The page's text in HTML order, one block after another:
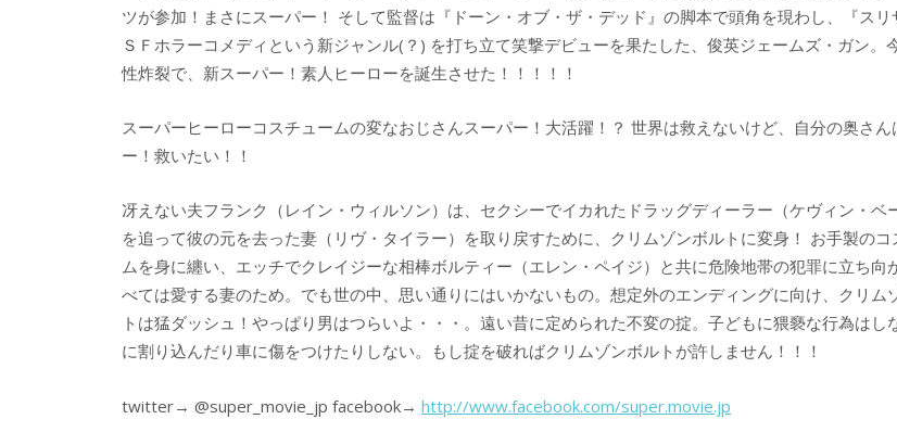
ツが参加！まさにスーパー！ そして監督は『ドーン・オブ・ザ・デッド』の脚本で頭角を現わし、『スリ
ＳＦホラーコメディという新ジャンル(？) を打ち立て笑撃デビューを果たした、俊英ジェームズ・ガン。
性炸裂で、新スーパー！素人ヒーローを誕生させた！！！！！
スーパーヒーローコスチュームの変なおじさんスーパー！大活躍！？ 世界は救えないけど、自分の奥さん
ー！救いたい！！
冴えない夫フランク（レイン・ウィルソン）は、セクシーでイカれたドラッグディーラー（ケヴィン・ベ
を追って彼の元を去った妻（リヴ・タイラー）を取り戻すために、クリムゾンボルトに変身！ お手製のコ
ムを身に纏い、エッチでクレイジーな相棒ボルティー（エレン・ペイジ）と共に危険地帯の犯罪に立ち向
べては愛する妻のため。でも世の中、思い通りにはいかないもの。想定外のエンディングに向け、クリム
トは猛ダッシュ！やっぱり男はつらいよ・・・。遠い昔に定められた不変の掟。子どもに猥褻な行為はし
に割り込んだり車に傷をつけたりしない。もし掟を破ればクリムゾンボルトが許しません！！！
twitter→ @super_movie_jp facebook→ http://www.facebook.com/super.movie.jp